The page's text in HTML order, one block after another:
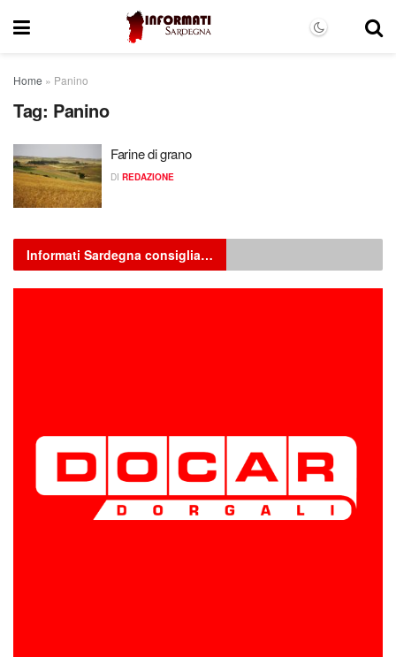
Home » Panino
Tag: Panino
Farine di grano
DI REDAZIONE
Informati Sardegna consiglia…